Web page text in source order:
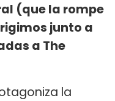
(que la rompe
junto a
a The
la